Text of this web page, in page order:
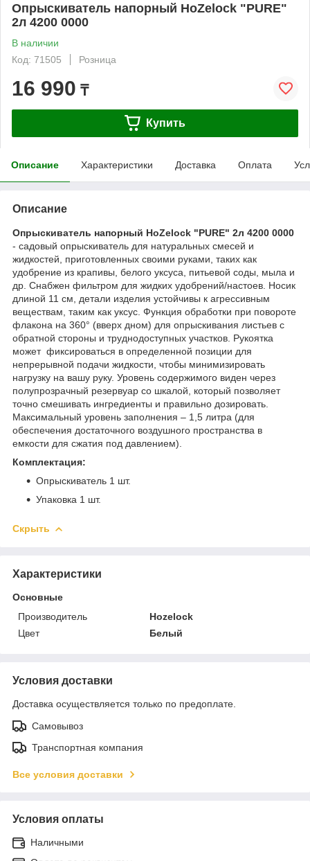
Опрыскиватель напорный HoZelock "PURE"
2л 4200 0000
В наличии
Код: 71505
Розница
16 990 ₸
Купить
Описание Характеристики Доставка Оплата
Описание
Опрыскиватель напорный HoZelock "PURE" 2л 4200 0000
- садовый опрыскиватель для натуральных смесей и
жидкостей, приготовленных своими руками, таких как
удобрение из крапивы, белого уксуса, питьевой соды, мыла и
др. Снабжен фильтром для жидких удобрений/настоев. Носик
длиной 11 см, детали изделия устойчивы к агрессивным
веществам, таким как уксус. Функция обработки при повороте
флакона на 360° (вверх дном) для опрыскивания листьев с
обратной стороны и труднодоступных участков. Рукоятка
может фиксироваться в определенной позиции для
непрерывной подачи жидкости, чтобы минимизировать
нагрузку на вашу руку. Уровень содержимого виден через
полупрозрачный резервуар со шкалой, который позволяет
точно смешивать ингредиенты и правильно дозировать.
Максимальный уровень заполнения – 1,5 литра (для
обеспечения достаточного воздушного пространства в
емкости для сжатия под давлением).
Комплектация:
Опрыскиватель 1 шт.
Упаковка 1 шт.
Скрыть
Характеристики
Основные
Производитель
Hozelock
Цвет
Белый
Условия доставки
Доставка осуществляется только по предоплате.
Самовывоз
Транспортная компания
Все условия доставки
Условия оплаты
Наличными